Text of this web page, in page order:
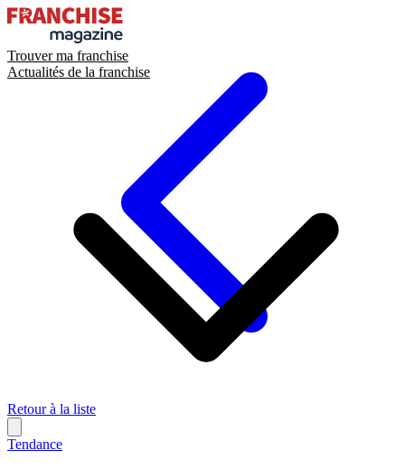
Trouver ma franchise
Actualités de la franchise
Retour à la liste
Tendance